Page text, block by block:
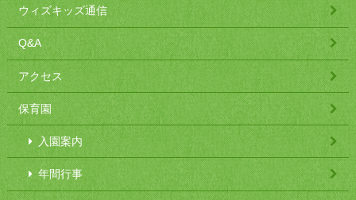
ウィズキッズ通信
Q&A
アクセス
保育園
入園案内
年間行事